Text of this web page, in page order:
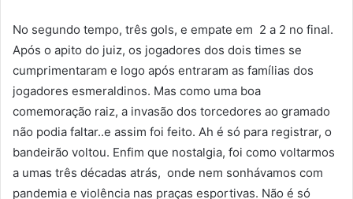
No segundo tempo, três gols, e empate em 2 a 2 no final.
Após o apito do juiz, os jogadores dos dois times se
cumprimentaram e logo após entraram as famílias dos
jogadores esmeraldinos. Mas como uma boa
comemoração raiz, a invasão dos torcedores ao gramado
não podia faltar..e assim foi feito. Ah é só para registrar, o
bandeirão voltou. Enfim que nostalgia, foi como voltarmos
a umas três décadas atrás, onde nem sonhávamos com
pandemia e violência nas praças esportivas. Não é só